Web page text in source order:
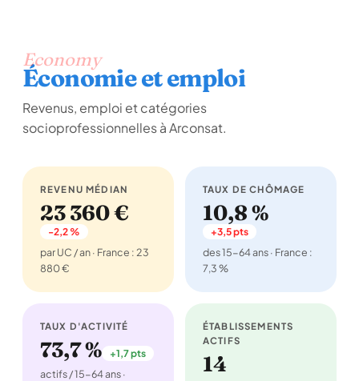
Economy
Économie et emploi
Revenus, emploi et catégories
socioprofessionnelles à Arconsat.
REVENU MÉDIAN
23 360 €
-2,2 %
par UC / an · France : 23
880 €
TAUX DE CHÔMAGE
10,8 %
+3,5 pts
des 15-64 ans · France :
7,3 %
TAUX D'ACTIVITÉ
73,7 % +1,7 pts
actifs / 15-64 ans ·
ÉTABLISSEMENTS
ACTIFS
14